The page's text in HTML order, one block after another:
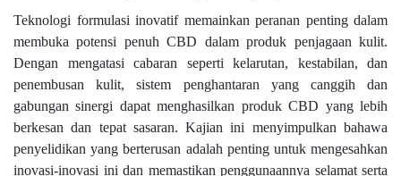
Teknologi formulasi inovatif memainkan peranan penting dalam
membuka potensi penuh CBD dalam produk penjagaan kulit.
Dengan mengatasi cabaran seperti kelarutan, kestabilan, dan
penembusan kulit, sistem penghantaran yang canggih dan
gabungan sinergi dapat menghasilkan produk CBD yang lebih
berkesan dan tepat sasaran. Kajian ini menyimpulkan bahawa
penyelidikan yang berterusan adalah penting untuk mengesahkan
inovasi-inovasi ini dan memastikan penggunaannya selamat serta